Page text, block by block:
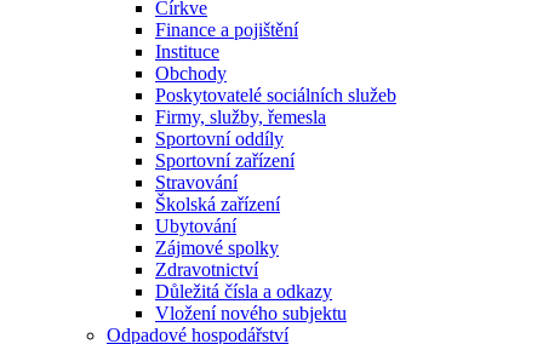
Církve
Finance a pojištění
Instituce
Obchody
Poskytovatelé sociálních služeb
Firmy, služby, řemesla
Sportovní oddíly
Sportovní zařízení
Stravování
Školská zařízení
Ubytování
Zájmové spolky
Zdravotnictví
Důležitá čísla a odkazy
Vložení nového subjektu
Odpadové hospodářství